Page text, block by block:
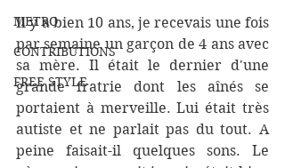
METRO
CONTRIBUTIONS
FREE STYLE
Il y a bien 10 ans, je recevais une fois
par semaine un garçon de 4 ans avec
sa mère. Il était le dernier d'une
grande fratrie dont les aînés se
portaient à merveille. Lui était très
autiste et ne parlait pas du tout. A
peine faisait-il quelques sons. Le